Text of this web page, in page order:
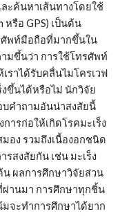
ะค้นหาเส้นทางโดยใช้
หรือ GPS) เป็นต้น
ศัพท์มือถือที่มากขึ้นใน
มขึ้นว่า การใช้โทรศัพท์
ราได้รับคลื่นไมโครเวฟ
ขึ้นได้หรือไม่ นักวิจัย
บคำถามอันน่าสงสัยนี้
ารก่อให้เกิดโรคมะเร็ง
อง รวมถึงเนื้องอกชนิด
สงสัยกัน เช่น มะเร็ง
น ผลการศึกษาวิจัยส่วน
ผ่านมา การศึกษาทุกชิ้น
จะทำการศึกษาได้ยาก